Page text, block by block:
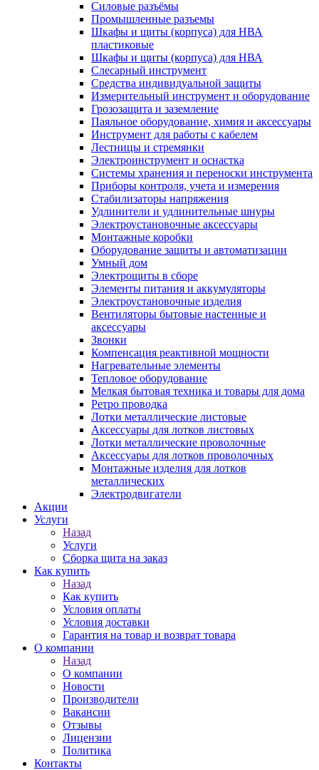
Силовые разъёмы
Промышленные разъемы
Шкафы и щиты (корпуса) для НВА
пластиковые
Шкафы и щиты (корпуса) для НВА
Слесарный инструмент
Средства индивидуальной защиты
Измерительный инструмент и оборудование
Грозозащита и заземление
Паяльное оборудование, химия и аксессуары
Инструмент для работы с кабелем
Лестницы и стремянки
Электроинструмент и оснастка
Системы хранения и переноски инструмента
Приборы контроля, учета и измерения
Стабилизаторы напряжения
Удлинители и удлинительные шнуры
Электроустановочные аксессуары
Монтажные коробки
Оборудование защиты и автоматизации
Умный дом
Электрощиты в сборе
Элементы питания и аккумуляторы
Электроустановочные изделия
Вентиляторы бытовые настенные и
аксессуары
Звонки
Компенсация реактивной мощности
Нагревательные элементы
Тепловое оборудование
Мелкая бытовая техника и товары для дома
Ретро проводка
Лотки металлические листовые
Аксессуары для лотков листовых
Лотки металлические проволочные
Аксессуары для лотков проволочных
Монтажные изделия для лотков
металлических
Электродвигатели
Акции
Услуги
Назад
Услуги
Сборка щита на заказ
Как купить
Назад
Как купить
Условия оплаты
Условия доставки
Гарантия на товар и возврат товара
О компании
Назад
О компании
Новости
Производители
Вакансии
Отзывы
Лицензии
Политика
Контакты